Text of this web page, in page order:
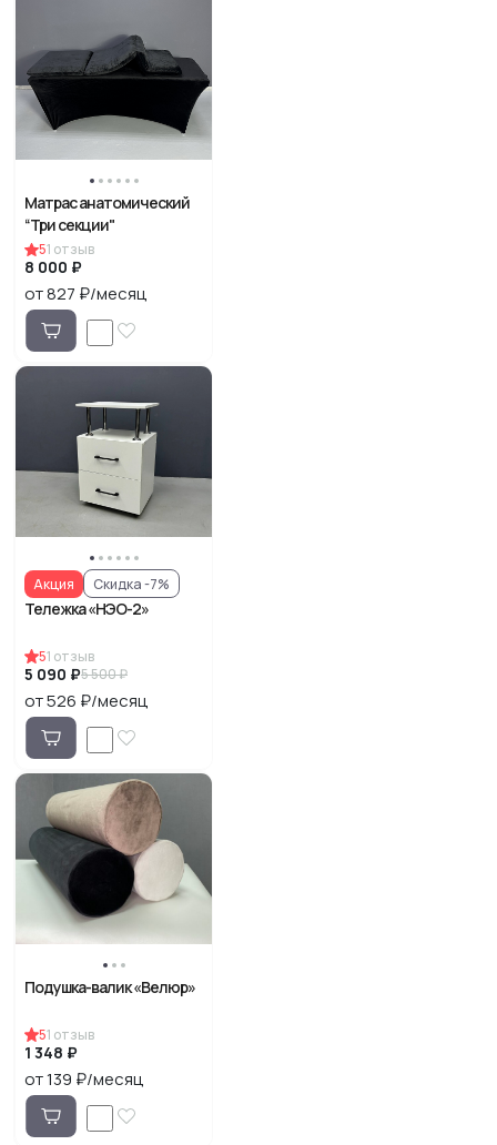
Матрас анатомический
“Три секции"
51 отзыв
8 000 ₽
от 827 ₽/месяц
Акция Скидка -7%
Тележка «НЭО-2»
51 отзыв
5 090 ₽5 500 ₽
от 526 ₽/месяц
Подушка-валик «Велюр»
51 отзыв
1 348 ₽
от 139 ₽/месяц